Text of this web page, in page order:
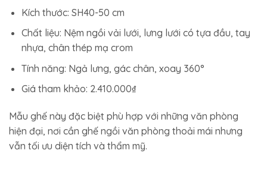
Kích thước: SH40-50 cm
Chất liệu: Nệm ngồi vải lưới, lưng lưới có tựa đầu, tay
nhựa, chân thép mạ crom
Tính năng: Ngả lưng, gác chân, xoay 360°
Giá tham khảo: 2.410.000₫
Mẫu ghế này đặc biệt phù hợp với những văn phòng
hiện đại, nơi cần ghế ngồi văn phòng thoải mái nhưng
vẫn tối ưu diện tích và thẩm mỹ.